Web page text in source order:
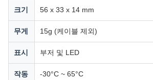
크기 56 x 33 x 14 mm
무게 15g (케이블 제외)
표시 부저 및 LED
작동
-30°C ~ 65°C